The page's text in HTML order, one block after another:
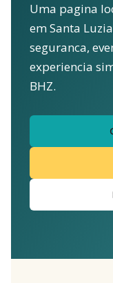
Uma pagina
em Santa
seguranca,
experiencia
BHZ.